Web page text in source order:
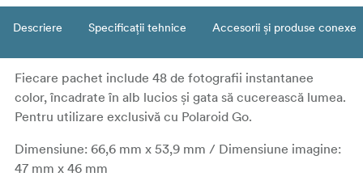
Descriere Specificații tehnice Accesorii și produse conexe
Fiecare pachet include 48 de fotografii instantanee
color, încadrate în alb lucios și gata să cucerească lumea.
Pentru utilizare exclusivă cu Polaroid Go.
Dimensiune: 66,6 mm x 53,9 mm / Dimensiune imagine:
47 mm x 46 mm